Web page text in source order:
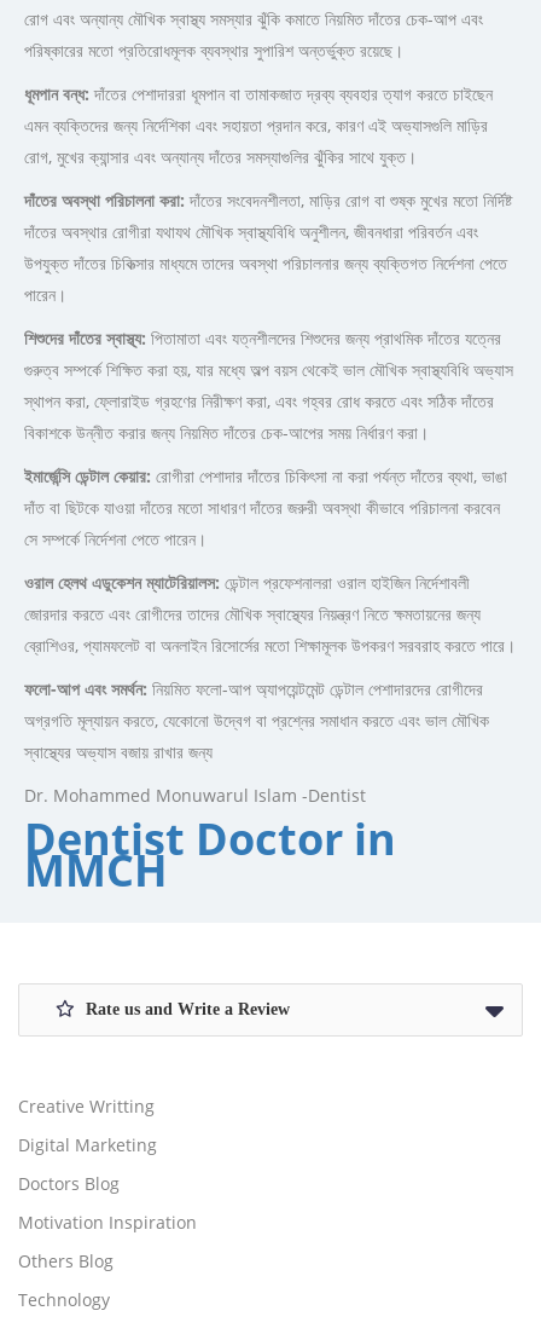
রোগ এবং অন্যান্য মৌখিক স্বাস্থ্য সমস্যার ঝুঁকি কমাতে নিয়মিত দাঁতের চেক-আপ এবং
পরিষ্কারের মতো প্রতিরোধমূলক ব্যবস্থার সুপারিশ অন্তর্ভুক্ত রয়েছে।
ধূমপান বন্ধ:দাঁতের পেশাদাররা ধূমপান বা তামাকজাত দ্রব্য ব্যবহার ত্যাগ করতে চাইছেন
এমন ব্যক্তিদের জন্য নির্দেশিকা এবং সহায়তা প্রদান করে, কারণ এই অভ্যাসগুলি মাড়ির
রোগ, মুখের ক্যান্সার এবং অন্যান্য দাঁতের সমস্যাগুলির ঝুঁকির সাথে যুক্ত।
দাঁতের অবস্থা পরিচালনা করা: দাঁতের সংবেদনশীলতা, মাড়ির রোগ বা শুষ্ক মুখের মতো নির্দিষ্ট
দাঁতের অবস্থার রোগীরা যথাযথ মৌখিক স্বাস্থ্যবিধি অনুশীলন, জীবনধারা পরিবর্তন এবং
উপযুক্ত দাঁতের চিকিত্সার মাধ্যমে তাদের অবস্থা পরিচালনার জন্য ব্যক্তিগত নির্দেশনা পেতে
পারেন।
শিশুদের দাঁতের স্বাস্থ্য: পিতামাতা এবং যত্নশীলদের শিশুদের জন্য প্রাথমিক দাঁতের যত্নের
গুরুত্ব সম্পর্কে শিক্ষিত করা হয়, যার মধ্যে অল্প বয়স থেকেই ভাল মৌখিক স্বাস্থ্যবিধি অভ্যাস
স্থাপন করা, ফ্লোরাইড গ্রহণের নিরীক্ষণ করা, এবং গহ্বর রোধ করতে এবং সঠিক দাঁতের
বিকাশকে উন্নীত করার জন্য নিয়মিত দাঁতের চেক-আপের সময় নির্ধারণ করা।
ইমার্জেন্সি ডেন্টাল কেয়ার: রোগীরা পেশাদার দাঁতের চিকিৎসা না করা পর্যন্ত দাঁতের ব্যথা, ভাঙা
দাঁত বা ছিটকে যাওয়া দাঁতের মতো সাধারণ দাঁতের জরুরী অবস্থা কীভাবে পরিচালনা করবেন
সে সম্পর্কে নির্দেশনা পেতে পারেন।
ওরাল হেলথ এডুকেশন ম্যাটেরিয়ালস: ডেন্টাল প্রফেশনালরা ওরাল হাইজিন নির্দেশাবলী
জোরদার করতে এবং রোগীদের তাদের মৌখিক স্বাস্থ্যের নিয়ন্ত্রণ নিতে ক্ষমতায়নের জন্য
ব্রোশিওর, প্যামফলেট বা অনলাইন রিসোর্সের মতো শিক্ষামূলক উপকরণ সরবরাহ করতে পারে।
ফলো-আপ এবং সমর্থন: নিয়মিত ফলো-আপ অ্যাপয়েন্টমেন্ট ডেন্টাল পেশাদারদের রোগীদের
অগ্রগতি মূল্যায়ন করতে, যেকোনো উদ্বেগ বা প্রশ্নের সমাধান করতে এবং ভাল মৌখিক
স্বাস্থ্যের অভ্যাস বজায় রাখার জন্য
Dr. Mohammed Monuwarul Islam -Dentist
Dentist Doctor in
MMCH
Rate us and Write a Review
Creative Writting
Digital Marketing
Doctors Blog
Motivation Inspiration
Others Blog
Technology